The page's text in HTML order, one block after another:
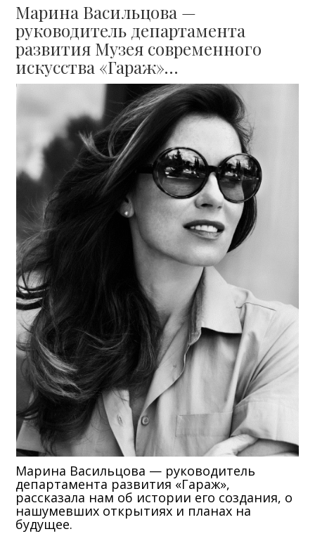
Марина Васильцова —
руководитель департамента
развития Музея современного
искусства «Гараж»…
Марина Васильцова — руководитель
департамента развития «Гараж»,
рассказала нам об истории его создания, о
нашумевших открытиях и планах на
будущее.